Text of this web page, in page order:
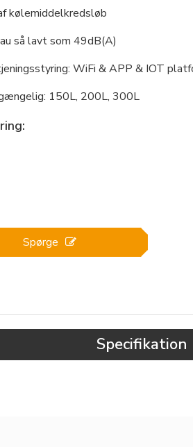
kølemiddelkredsløb
så lavt som 49dB(A)
WiFi & APP & IOT
150L, ​​200L, 300L
Spørge
Specifikation